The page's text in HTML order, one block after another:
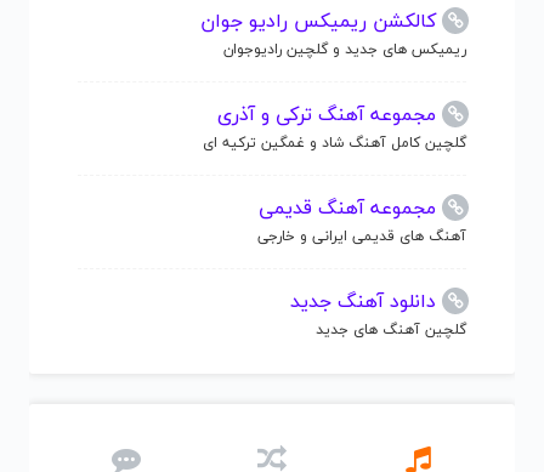
کالکشن ریمیکس رادیو جوان
ریمیکس های جدید و گلچین رادیوجوان
مجموعه آهنگ ترکی و آذری
گلچین کامل آهنگ شاد و غمگین ترکیه ای
مجموعه آهنگ قدیمی
آهنگ های قدیمی ایرانی و خارجی
دانلود آهنگ جدید
گلچین آهنگ های جدید